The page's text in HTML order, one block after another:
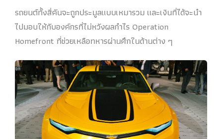
รถยนต์ทั้งสี่คันจะถูกประมูลแบบเหมารวม และเงินที่ได้จะนำ
ไปมอบให้กับองค์กรที่ไม่หวังผลกำไร Operation
Homefront ที่ช่วยเหลือทหารผ่านศึกในด้านต่าง ๆ